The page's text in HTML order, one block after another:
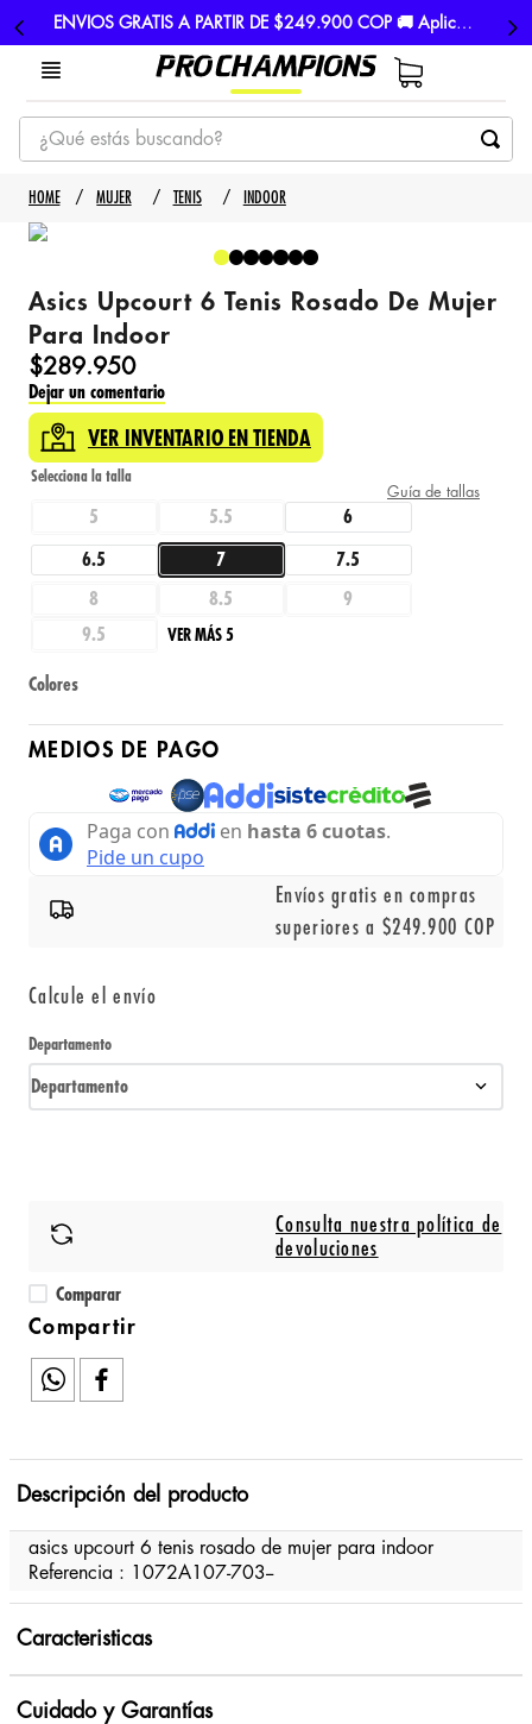
ENVIOS GRATIS A PARTIR DE $249.900 COP 🚚 Aplican TyC
¿Qué estás buscando?
TÉRMINOS MÁS BUSCADOS
1
3. nike
4. guayos
5. gorras
MUJER TENIS INDOOR
Asics Upcourt 6 Tenis Rosado De Mujer
Para Indoor
$289.950
Dejar un comentario
VER INVENTARIO EN TIENDA
Guía de tallas
5 5.5 6
6.5 7 7.5
8 8.5
9
9.5
VER MÁS 5
Colores
MEDIOS DE PAGO
Envíos gratis en compras
superiores a $249.900 COP
Calcule el envío
Departamento
Departamento
Consulta nuestra política de
devoluciones
Comparar
Descripción del producto
asics upcourt 6 tenis rosado de mujer para indoor
Referencia : 1072A107-703--
Caracteristicas
Cuidado y Garantías